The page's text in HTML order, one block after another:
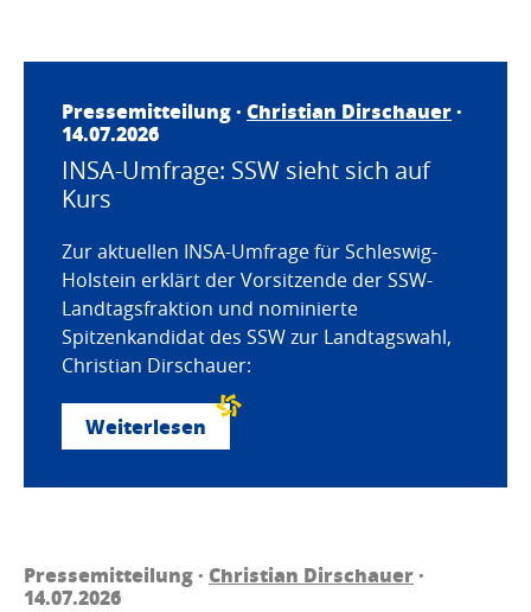
Pressemitteilung · Christian Dirschauer·
14.07.2026
INSA-Umfrage: SSW sieht sich auf
Kurs
Zur aktuellen INSA-Umfrage für Schleswig-
Holstein erklärt der Vorsitzende der SSW-
Landtagsfraktion und nominierte
Spitzenkandidat des SSW zur Landtagswahl,
Christian Dirschauer:
Weiterlesen
Pressemitteilung · Christian Dirschauer·
14.07.2026